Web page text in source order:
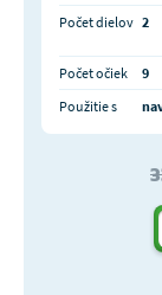
Počet dielov 2
Počet očiek 9
Použitie s